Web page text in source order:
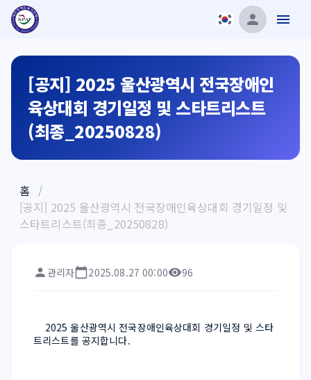
[공지] 2025 울산광역시 전국장애인
육상대회 경기일정 및 스타트리스트
(최종_20250828)
홈 /
[공지] 2025 울산광역시 전국장애인육상대회 경기일정 및
스타트리스트(최종_20250828)
관리자 2025.08.27 00:00 96
2025 울산광역시 전국장애인육상대회 경기일정 및 스타
트리스트를 공지합니다.